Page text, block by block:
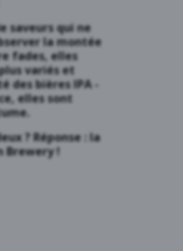
saveurs qui ne
la montée
fades, elles
variés et
desbières IPA-
elles sont
? Réponse : la
Brewery !